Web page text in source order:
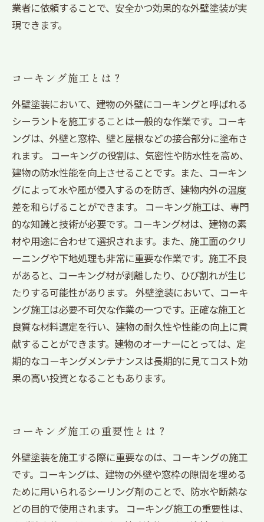
業者に依頼することで、安全かつ効果的な外壁塗装が実
現できます。
コーキング施工とは？
外壁塗装において、建物の外壁にコーキングと呼ばれる
シーラントを施工することは一般的な作業です。コーキ
ングは、外壁と窓枠、壁と屋根などの接合部分に塗布さ
れます。 コーキングの役割は、気密性や防水性を高め、
建物の防水性能を向上させることです。また、コーキン
グによって水や風が侵入するのを防ぎ、建物内外の温度
差を和らげることができます。 コーキング施工は、専門
的な知識と技術が必要です。コーキング材は、建物の素
材や用途に合わせて選択されます。また、施工面のクリ
ーニングや下地処理も非常に重要な作業です。施工不良
があると、コーキング材が剥離したり、ひび割れが生じ
たりする可能性があります。 外壁塗装において、コーキ
ング施工は必要不可欠な作業の一つです。正確な施工と
良質な材料選定を行い、建物の耐久性や性能の向上に貢
献することができます。建物のオーナーにとっては、定
期的なコーキングメンテナンスは長期的に見てコスト効
果の高い投資となることもあります。
コーキング施工の重要性とは？
外壁塗装を施工する際に重要なのは、コーキングの施工
です。コーキングは、建物の外壁や窓枠の隙間を埋める
ために用いられるシーリング剤のことで、防水や断熱な
どの目的で使用されます。 コーキング施工の重要性は、